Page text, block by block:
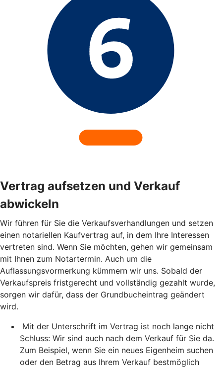
Vertrag aufsetzen und Verkauf
abwickeln
Wir führen für Sie die Verkaufsverhandlungen und setzen
einen notariellen Kaufvertrag auf, in dem Ihre Interessen
vertreten sind. Wenn Sie möchten, gehen wir gemeinsam
mit Ihnen zum Notartermin. Auch um die
Auflassungsvormerkung kümmern wir uns. Sobald der
Verkaufspreis fristgerecht und vollständig gezahlt wurde,
sorgen wir dafür, dass der Grundbucheintrag geändert
wird.
Mit der Unterschrift im Vertrag ist noch lange nicht
Schluss: Wir sind auch nach dem Verkauf für Sie da.
Zum Beispiel, wenn Sie ein neues Eigenheim suchen
oder den Betrag aus Ihrem Verkauf bestmöglich